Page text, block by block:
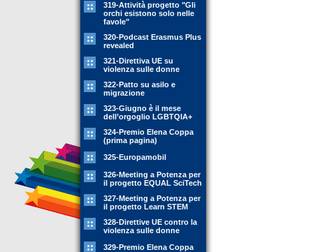
319-Attività progetto "Gli
orchi esistono solo nelle
favole"
320-Podcast Erasmus Plus
revealed
321-Direttiva UE su
violenza sulle donne
322-Patto su asilo e
migrazione
323-Giugno è il mese
dell’orgoglio LGBTQIA+
324-Premio Elena Coppa
(prima pagina)
325-Europamobil
326-Meeting a Potenza per
il progetto EQUAL SciTech
327-Meeting a Potenza per
il progetto Learn STEM
328-Direttive UE contro la
violenza sulle donne
329-Premio Elena Coppa